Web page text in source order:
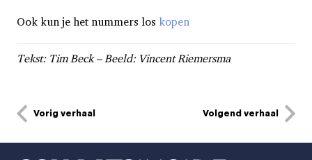
Ook kun je het nummers los kopen
Tekst: Tim Beck – Beeld: Vincent Riemersma
Vorig verhaal Volgend verhaal